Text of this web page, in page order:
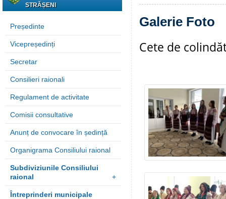
STRĂȘENI
Președinte
Vicepreședinți
Secretar
Consilieri raionali
Regulament de activitate
Comisii consultative
Anunț de convocare în ședință
Organigrama Consiliului raional
Subdiviziunile Consiliului
raional
+
Întreprinderi municipale
Galerie Foto
Cete de